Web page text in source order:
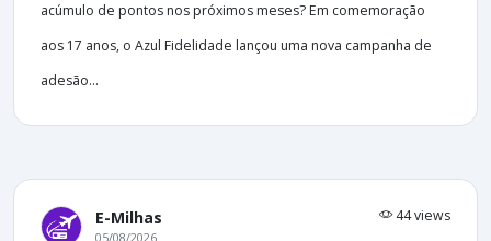
acúmulo de pontos nos próximos meses? Em comemoração
aos 17 anos, o Azul Fidelidade lançou uma nova campanha de
adesão...
E-Milhas 44 views